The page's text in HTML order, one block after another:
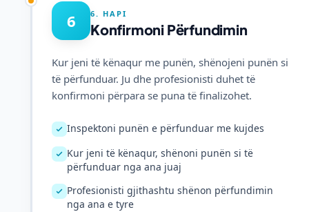
6 6. HAPI
Konfirmoni Përfundimin
Kur jeni të kënaqur me punën, shënojeni punën si
të përfunduar. Ju dhe profesionisti duhet të
konfirmoni përpara se puna të finalizohet.
Inspektoni punën e përfunduar me kujdes
Kur jeni të kënaqur, shënoni punën si të
përfunduar nga ana juaj
Profesionisti gjithashtu shënon përfundimin
nga ana e tyre